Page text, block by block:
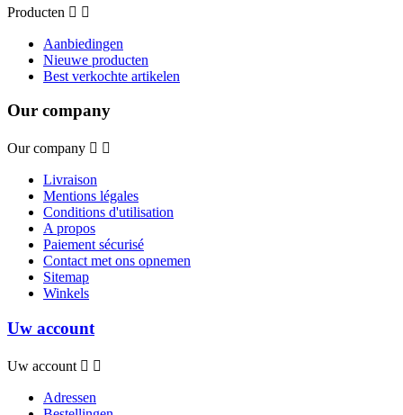
Producten  
Aanbiedingen
Nieuwe producten
Best verkochte artikelen
Our company
Our company  
Livraison
Mentions légales
Conditions d'utilisation
A propos
Paiement sécurisé
Contact met ons opnemen
Sitemap
Winkels
Uw account
Uw account  
Adressen